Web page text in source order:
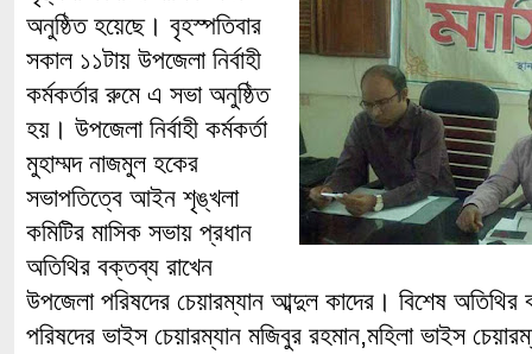
অনুষ্ঠিত হয়েছে। বৃহস্পতিবার
সকাল ১১টায় উপজেলা নির্বাহী
কর্মকর্তার রুমে এ সভা অনুষ্ঠিত
হয়। উপজেলা নির্বাহী কর্মকর্তা
মুহাম্মদ নাজমুল হকের
সভাপতিত্বে আইন শৃঙ্খলা
কমিটির মাসিক সভায় প্রধান
অতিথির বক্তব্য রাখেন
উপজেলা পরিষদের চেয়ারম্যান আব্দুল কাদের। বিশেষ
পরিষদের ভাইস চেয়ারম্যান মজিবুর রহমান,মহিলা ভাইস